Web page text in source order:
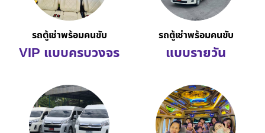
รถตู้เช่าพร้อมคนขับ
VIP แบบครบวงจร
รถตู้เช่าพร้อมคนขับ
แบบรายวัน